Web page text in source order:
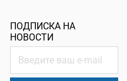
ПОДПИСКА НА
НОВОСТИ